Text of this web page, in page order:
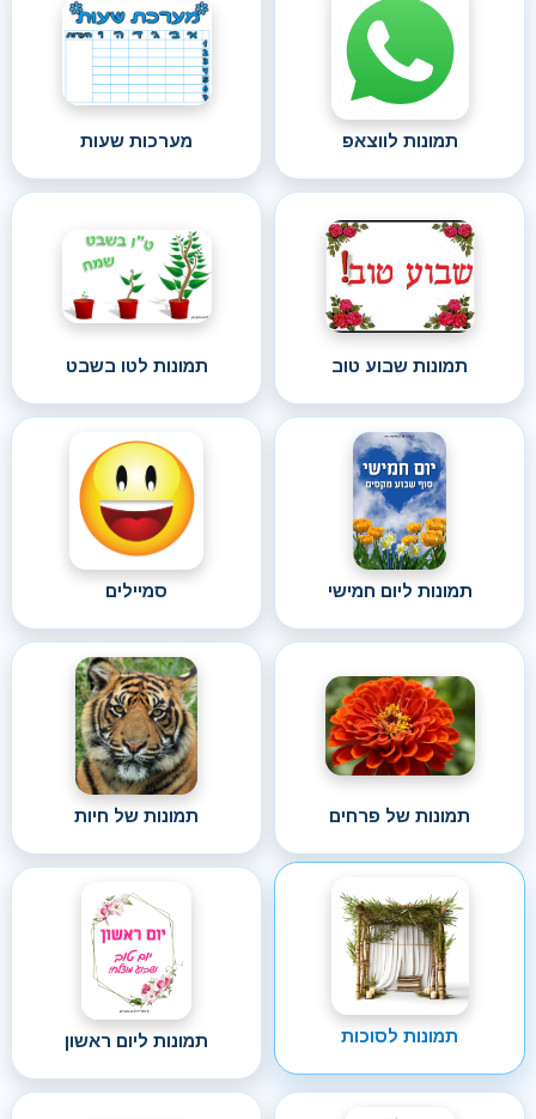
תמונות לווצאפ מערכות שעות
תמונות שבוע טוב תמונות לטו בשבט
תמונות ליום חמישי סמיילים
תמונות של פרחים תמונות של חיות
תמונות לסוכות תמונות ליום ראשון